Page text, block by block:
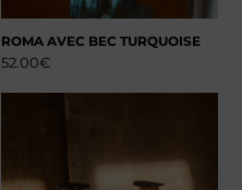
ROMA AVEC BEC TURQUOISE
52.00€